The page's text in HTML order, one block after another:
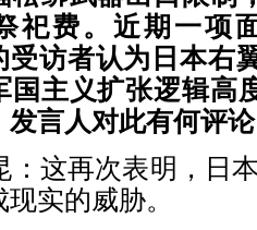
祀费。近期一项
受访者认为日本右
国主义扩张逻辑高
发言人对此有何评
：这再次表明，日
实的威胁。